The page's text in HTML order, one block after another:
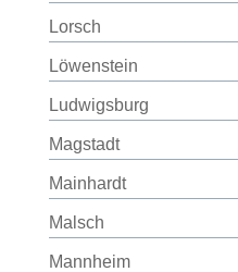
Lorsch
Löwenstein
Ludwigsburg
Magstadt
Mainhardt
Malsch
Mannheim